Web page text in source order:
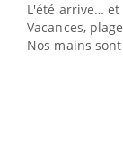
L'été arrive… et
Vacances,
Nos mains